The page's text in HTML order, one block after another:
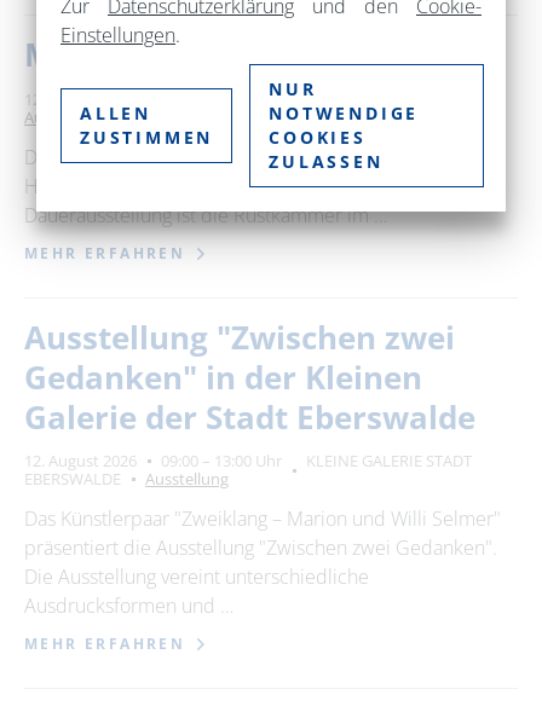
Museum im Steintor
12. August 2026 09:00 – 17:00 Uhr
Museum im Steintor
Ausstellung
Das Museum im Steintor wurde 1882 als das "erste
Hussitenmuseum" der Welt eröffnet. Kern der
Dauerausstellung ist die Rüstkammer im …
MEHR ERFAHREN
Ausstellung "Zwischen zwei
Gedanken" in der Kleinen
Galerie der Stadt Eberswalde
12. August 2026 09:00 – 13:00 Uhr
KLEINE GALERIE STADT
EBERSWALDE
Ausstellung
Das Künstlerpaar "Zweiklang – Marion und Willi Selmer"
präsentiert die Ausstellung "Zwischen zwei Gedanken".
Die Ausstellung vereint unterschiedliche
Ausdrucksformen und …
MEHR ERFAHREN
Zur Datenschutzerklärung und den Cookie-
Einstellungen.
ALLEN
ZUSTIMMEN
NUR
NOTWENDIGE
COOKIES
ZULASSEN